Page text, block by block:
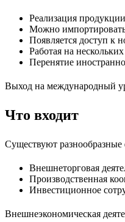
Реализация
Можно
Появляется доступ к
Работая на
Перенятие
Выход на международный
Что входит
Существуют
Внешнеторговая
Производственная
Инвестиционное
Внешнеэкономическая